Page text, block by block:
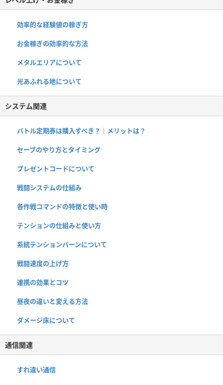
効率的な経験値の稼ぎ方
お金稼ぎの効率的な方法
メタルエリアについて
光あふれる地について
システム関連
バトル定期券は購入すべき？｜メリットは？
セーブのやり方とタイミング
プレゼントコードについて
戦闘システムの仕組み
各作戦コマンドの特徴と使い時
テンションの仕組みと使い方
系統テンションバーンについて
戦闘速度の上げ方
連携の効果とコツ
昼夜の違いと変える方法
ダメージ床について
通信関連
すれ違い通信